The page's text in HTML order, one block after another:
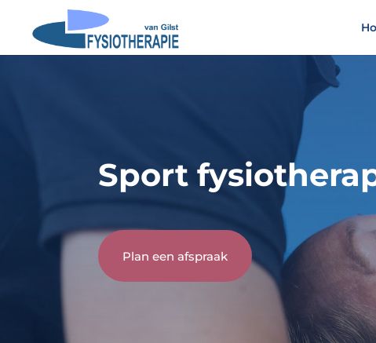
Sport
Plan een afspraak